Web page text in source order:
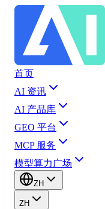
首页
AI 资讯
AI 产品库
GEO 平台
MCP 服务
模型算力广场
ZH
ZH